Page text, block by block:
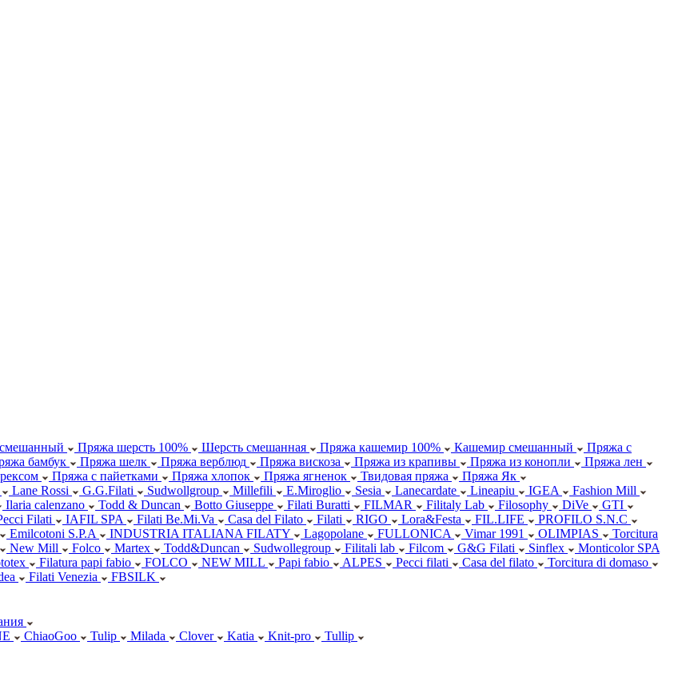
Пряжа шерсть 100% Шерсть смешанная Пряжа кашемир 100% Кашемир смешанный
Пряжа с
бамбук Пряжа шелк Пряжа верблюд Пряжа вискоза Пряжа из крапивы Пряжа из конопли
Пряжа лен
Пряжа с пайетками Пряжа хлопок Пряжа ягненок Твидовая пряжа
Пряжа Як
Lane Rossi G.G.Filati Sudwollgroup Millefili E.Miroglio Sesia Lanecardate Lineapiu IGEA
Fashion Mill
Ilaria calenzano Todd & Duncan Botto Giuseppe Filati Buratti FILMAR Filitaly Lab Filosophy DiVe
GTI
Filati IAFIL SPA Filati Be.Mi.Va Casa del Filato Filati RIGO Lora&Festa FIL.LIFE
PROFILO S.N.C
Emilcotoni S.P.A INDUSTRIA ITALIANA FILATY Lagopolane FULLONICA Vimar 1991 OLIMPIAS
Torcitura
New Mill Folco Martex Todd&Duncan Sudwollegroup Filitali lab Filcom G&G Filati Sinflex
Monticolor SPA
Filatura papi fabio FOLCO NEW MILL Papi fabio ALPES Pecci filati Casa del filato
Torcitura di domaso
Filati Venezia
FBSILK
ChiaoGoo Tulip Milada Clover Katia Knit-pro
Tullip